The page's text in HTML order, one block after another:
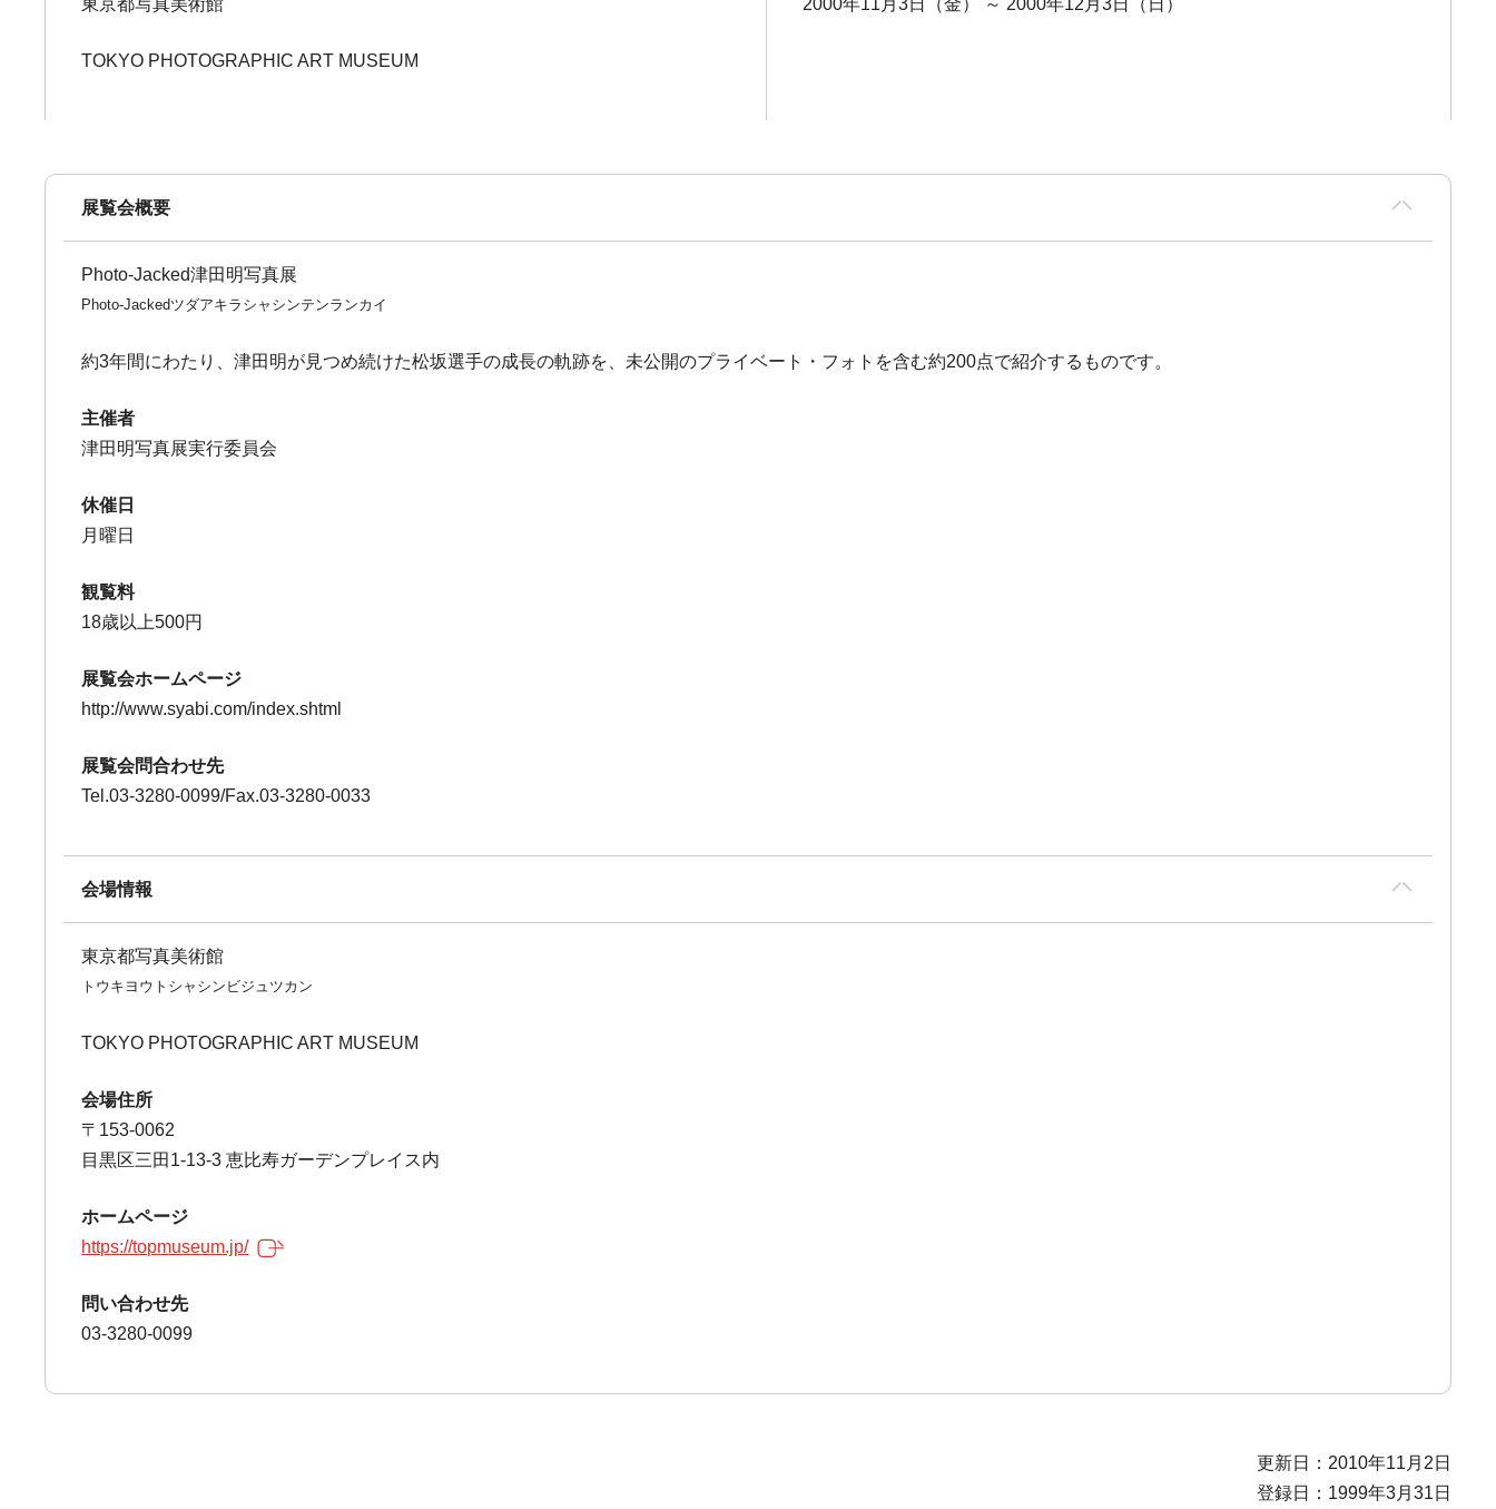
東京都写真美術館
TOKYO PHOTOGRAPHIC ART MUSEUM
2000年11月3日（金） ～ 2000年12月3日（日）
展覧会概要
Photo-Jacked津田明写真展
Photo-Jackedツダアキラシャシンテンランカイ
約3年間にわたり、津田明が見つめ続けた松坂選手の成長の軌跡を、未公開のプライベート・フォトを含む約200点で紹介するものです。
主催者
津田明写真展実行委員会
休催日
月曜日
観覧料
18歳以上500円
展覧会ホームページ
http://www.syabi.com/index.shtml
展覧会問合わせ先
Tel.03-3280-0099/Fax.03-3280-0033
会場情報
東京都写真美術館
トウキヨウトシャシンビジュツカン
TOKYO PHOTOGRAPHIC ART MUSEUM
会場住所
〒153-0062
目黒区三田1-13-3 恵比寿ガーデンプレイス内
ホームページ
https://topmuseum.jp/
問い合わせ先
03-3280-0099
更新日：2010年11月2日
登録日：1999年3月31日